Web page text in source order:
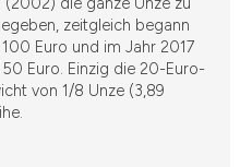
zeitgleich begann
Euro und im Jahr 2017
Euro. Einzig die 20-Euro-
von 1/8 Unze (3,89